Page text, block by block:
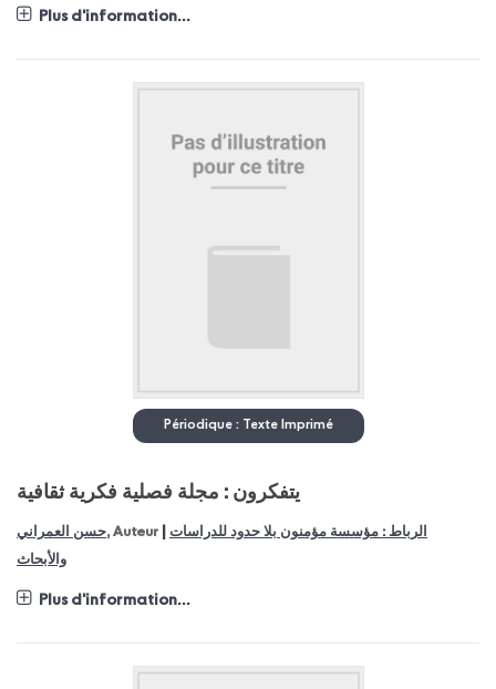
Plus d'information...
Périodique : Texte Imprimé
يتفكرون : مجلة فصلية فكرية ثقافية
حسن العمراني, Auteur
الرباط : مؤسسة مؤمنون بلا حدود للدراسات
والأبحاث
Plus d'information...